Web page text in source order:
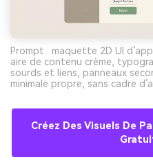
Prompt : maquette 2D UI
aire de contenu crème,
sourds et liens, panneaux
minimale propre, sans cadre
Créez Des Visuels De